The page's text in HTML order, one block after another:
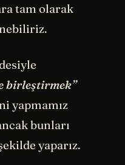
tam olarak
birleştirmek”
yapmamız
bunları
yaparız.